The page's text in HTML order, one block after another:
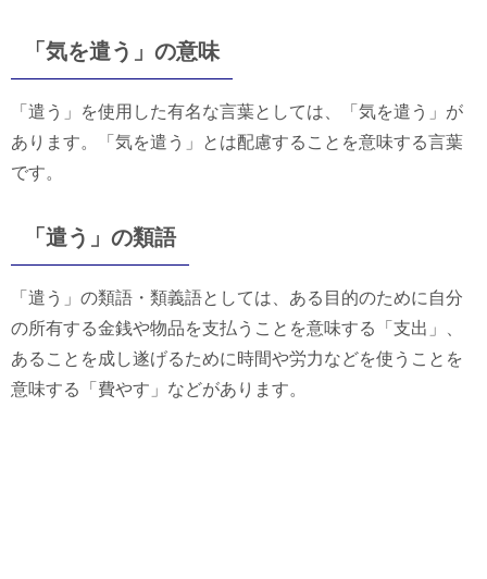
「気を遣う」の意味
「遣う」を使用した有名な言葉としては、「気を遣う」が
あります。「気を遣う」とは配慮することを意味する言葉
です。
「遣う」の類語
「遣う」の類語・類義語としては、ある目的のために自分
の所有する金銭や物品を支払うことを意味する「支出」、
あることを成し遂げるために時間や労力などを使うことを
意味する「費やす」などがあります。